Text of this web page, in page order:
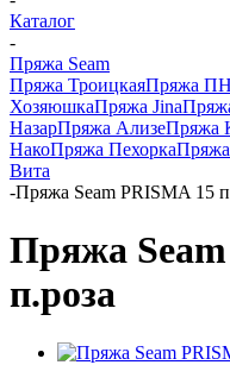
Каталог
-
Пряжа Seam
Пряжа ТроицкаяПряжа
ХозяюшкаПряжа Jina
НазарПряжа АлизеПряжа
НакоПряжа Пехорка
Вита
-Пряжа Seam PRISMA 15
Пряжа
п.роза